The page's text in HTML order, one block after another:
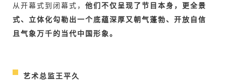
从开幕式到闭幕式， 他们不仅呈现了节目本身，更全景
式、立体化勾勒出一个底蕴深厚又朝气蓬勃、开放自信
且气象万千的当代中国形象。
艺术总监王平久